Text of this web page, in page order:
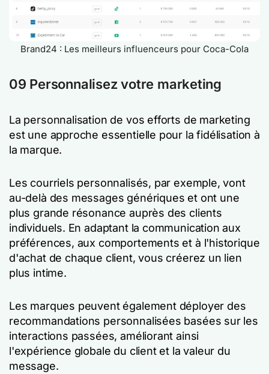
Brand24 : Les meilleurs influenceurs pour Coca-Cola
09 Personnalisez votre marketing
La personnalisation de vos efforts de marketing
est une approche essentielle pour la fidélisation à
la marque.
Les courriels personnalisés, par exemple, vont
au-delà des messages génériques et ont une
plus grande résonance auprès des clients
individuels. En adaptant la communication aux
préférences, aux comportements et à l'historique
d'achat de chaque client, vous créerez un lien
plus intime.
Les marques peuvent également déployer des
recommandations personnalisées basées sur les
interactions passées, améliorant ainsi
l'expérience globale du client et la valeur du
message.